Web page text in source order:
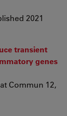
2021
transient
genes
Commun 12,